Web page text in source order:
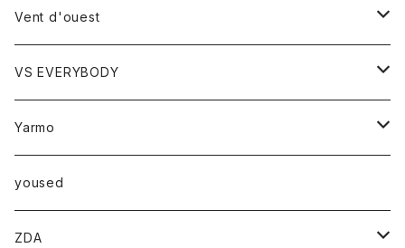
ベスト
時計
Vent d'ouest
ボトム
スカート
トップス
ベスト
VS EVERYBODY
トップス
Ｔシャツ
Yarmo
アウター
コート
小物
yoused
ZDA